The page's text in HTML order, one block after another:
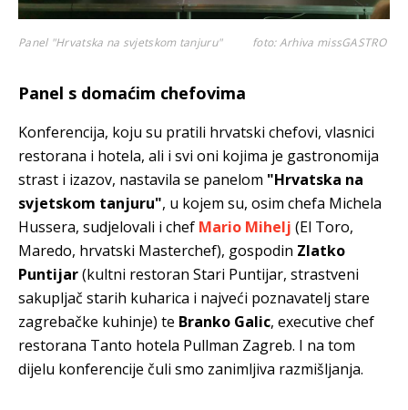
Panel "Hrvatska na svjetskom tanjuru" foto: Arhiva missGASTRO
Panel s domaćim chefovima
Konferencija, koju su pratili hrvatski chefovi, vlasnici
restorana i hotela, ali i svi oni kojima je gastronomija
strast i izazov, nastavila se panelom "Hrvatska na
svjetskom tanjuru", u kojem su, osim chefa Michela
Hussera, sudjelovali i chef Mario Mihelj (El Toro,
Maredo, hrvatski Masterchef), gospodin Zlatko
Puntijar(kultni restoran Stari Puntijar, strastveni
sakupljač starih kuharica i najveći poznavatelj stare
zagrebačke kuhinje) te Branko Galic, executive chef
restorana Tanto hotela Pullman Zagreb. I na tom
dijelu konferencije čuli smo zanimljiva razmišljanja.